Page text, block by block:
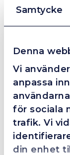
Samtycke
Denna
Vi
anpassa
för sociala
trafik. Vi
din enhet
4.4
Dom här
Trots en
förväntan.
en extra
Beskrivning